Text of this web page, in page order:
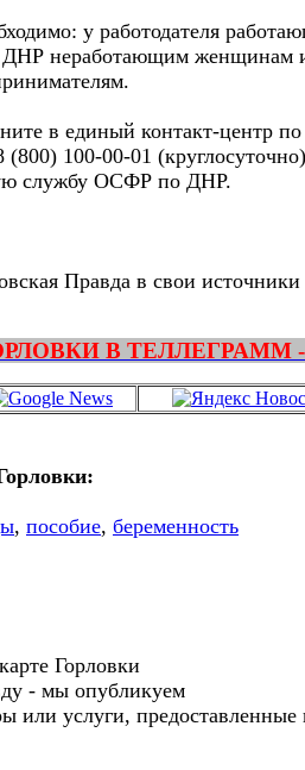
у работодателя
неработающим женщинам
в единый контакт-центр по
100-00-01
службу ОСФР по ДНР.
Правда в свои источники
В ТЕЛЛЕГРАММ -
, пособие, беременность
Горловки
- мы опубликуем
или услуги, предоставленные